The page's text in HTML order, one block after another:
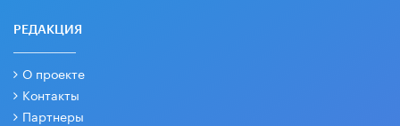
РЕДАКЦИЯ
О проекте
Контакты
Партнеры